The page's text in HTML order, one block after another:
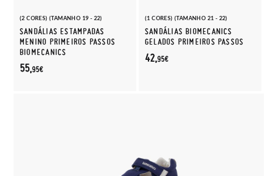
(2 CORES) (TAMANHO 19 - 22)
SANDÁLIAS ESTAMPADAS
MENINO PRIMEIROS PASSOS
BIOMECANICS
55,95€
(1 CORES) (TAMANHO 21 - 22)
SANDÁLIAS BIOMECANICS
GELADOS PRIMEIROS PASSOS
42,95€